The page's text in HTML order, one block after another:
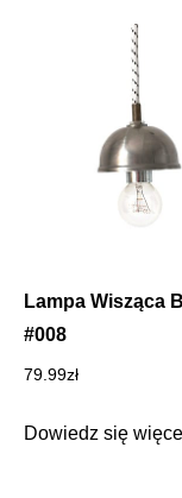
Lampa Wisząca
#008
79.99zł
Dowiedz się